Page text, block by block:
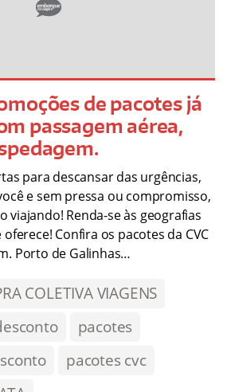
de pacotes já
passagem aérea,
para descansar das urgências,
e sem pressa ou compromisso,
viajando! Renda-se às geografias
Confira os pacotes da CVC
Porto de Galinhas…
COLETIVA VIAGENS
pacotes
pacotes cvc